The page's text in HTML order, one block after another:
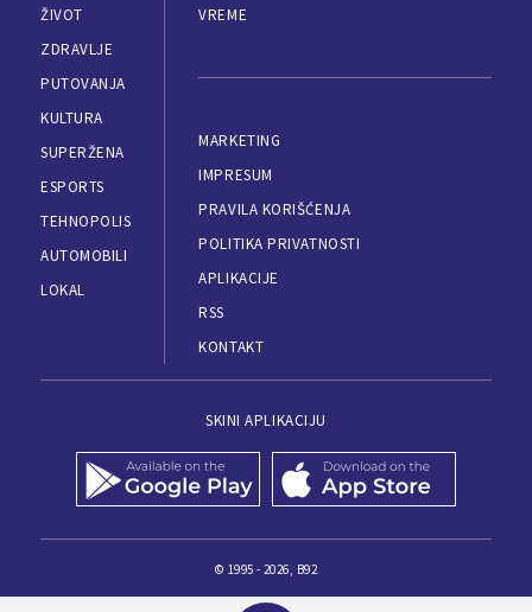
ŽIVOT
ZDRAVLJE
PUTOVANJA
KULTURA
SUPERŽENA
ESPORTS
TEHNOPOLIS
AUTOMOBILI
LOKAL
VREME
MARKETING
IMPRESUM
PRAVILA KORIŠĆENJA
POLITIKA PRIVATNOSTI
APLIKACIJE
RSS
KONTAKT
SKINI APLIKACIJU
© 1995 - 2026, B92